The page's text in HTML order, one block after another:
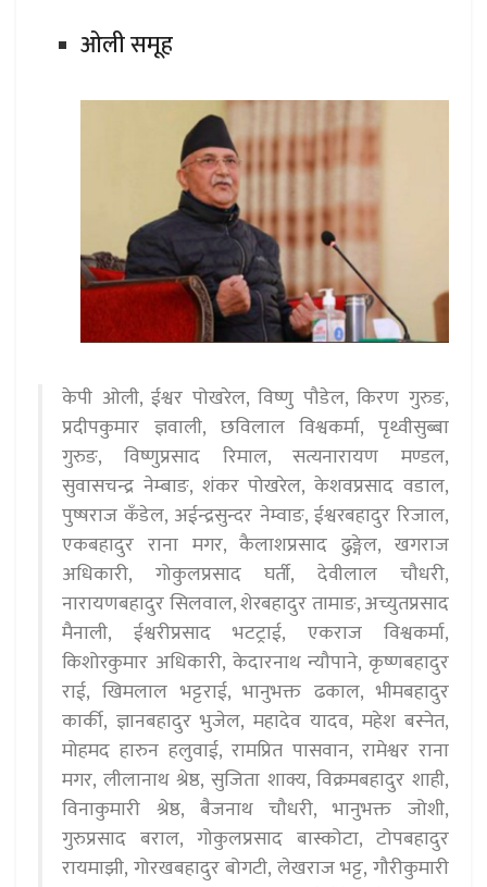
ओली समूह
केपी ओली, ईश्वर पोखरेल, विष्णु पौडेल, किरण गुरुङ,
प्रदीपकुमार ज्ञवाली, छविलाल विश्वकर्मा, पृथ्वीसुब्बा
गुरुङ, विष्णुप्रसाद रिमाल, सत्यनारायण मण्डल,
सुवासचन्द्र नेम्बाङ, शंकर पोखरेल, केशवप्रसाद वडाल,
पुष्षराज कँडेल, अईन्द्रसुन्दर नेम्वाङ, ईश्वरबहादुर रिजाल,
एकबहादुर राना मगर, कैलाशप्रसाद ढुङ्गेल, खगराज
अधिकारी, गोकुलप्रसाद घर्ती, देवीलाल चौधरी,
नारायणबहादुर सिलवाल, शेरबहादुर तामाङ, अच्युतप्रसाद
मैनाली, ईश्वरीप्रसाद भटट्राई, एकराज विश्वकर्मा,
किशोरकुमार अधिकारी, केदारनाथ न्यौपाने, कृष्णबहादुर
राई, खिमलाल भट्टराई, भानुभक्त ढकाल, भीमबहादुर
कार्की, ज्ञानबहादुर भुजेल, महादेव यादव, महेश बस्नेत,
मोहमद हारुन हलुवाई, रामप्रित पासवान, रामेश्वर राना
मगर, लीलानाथ श्रेष्ठ, सुजिता शाक्य, विक्रमबहादुर शाही,
विनाकुमारी श्रेष्ठ, बैजनाथ चौधरी, भानुभक्त जोशी,
गुरुप्रसाद बराल, गोकुलप्रसाद बास्कोटा, टोपबहादुर
रायमाझी, गोरखबहादुर बोगटी, लेखराज भट्ट, गौरीकुमारी